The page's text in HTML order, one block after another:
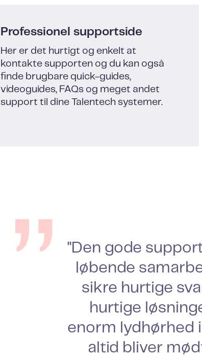
Professionel supportside
Her er det hurtigt og enkelt at
kontakte supporten og du kan også
finde brugbare quick-guides,
videoguides, FAQs og meget andet
support til dine Talentech systemer.
"Den gode
løbende
sikre hurtige
hurtige
enorm lydhørhed
altid bliver